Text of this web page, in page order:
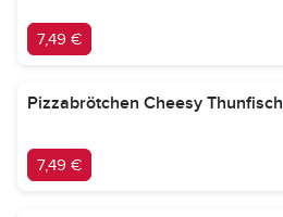
7,49 €
Pizzabrötchen Cheesy Thunfisch
7,49 €